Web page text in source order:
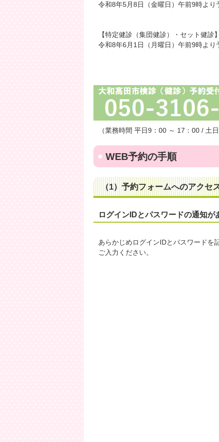
令和8年5月8日（金曜日）午前9時より
【特定健診（集団健診）・セット健診】
令和8年6月1日（月曜日）午前9時より
（業務時間 平日9：00 ～ 17：00 / 土日
WEB予約の手順
（1）予約フォームへのアクセ
ログインIDとパスワードの通知
あらかじめログインIDとパスワードを
ご入力ください。